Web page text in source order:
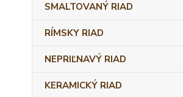
SMALTOVANÝ RIAD
RÍMSKY RIAD
NEPRIĽNAVÝ RIAD
KERAMICKÝ RIAD